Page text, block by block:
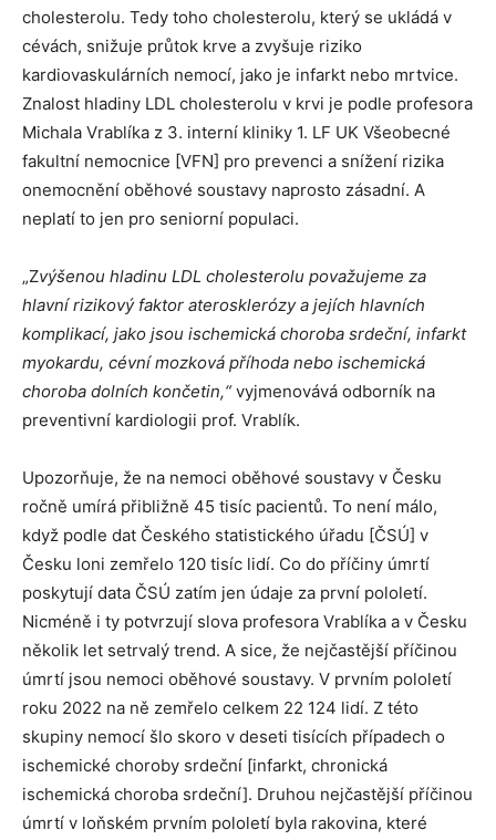
cholesterolu. Tedy toho cholesterolu, který se ukládá v
cévách, snižuje průtok krve a zvyšuje riziko
kardiovaskulárních nemocí, jako je infarkt nebo mrtvice.
Znalost hladiny LDL cholesterolu v krvi je podle profesora
Michala Vrablíka z 3. interní kliniky 1. LF UK Všeobecné
fakultní nemocnice [VFN] pro prevenci a snížení rizika
onemocnění oběhové soustavy naprosto zásadní. A
neplatí to jen pro seniorní populaci.
„Zvýšenou hladinu LDL cholesterolu považujeme za
hlavní rizikový faktor aterosklerózy a jejích hlavních
komplikací, jako jsou ischemická choroba srdeční, infarkt
myokardu, cévní mozková příhoda nebo ischemická
choroba dolních končetin,“vyjmenovává odborník na
preventivní kardiologii prof. Vrablík.
Upozorňuje, že na nemoci oběhové soustavy v Česku
ročně umírá přibližně 45 tisíc pacientů. To není málo,
když podle dat Českého statistického úřadu [ČSÚ] v
Česku loni zemřelo 120 tisíc lidí. Co do příčiny úmrtí
poskytují data ČSÚ zatím jen údaje za první pololetí.
Nicméně i ty potvrzují slova profesora Vrablíka a v Česku
několik let setrvalý trend. A sice, že nejčastější příčinou
úmrtí jsou nemoci oběhové soustavy. V prvním pololetí
roku 2022 na ně zemřelo celkem 22 124 lidí. Z této
skupiny nemocí šlo skoro v deseti tisících případech o
ischemické choroby srdeční [infarkt, chronická
ischemická choroba srdeční]. Druhou nejčastější příčinou
úmrtí v loňském prvním pololetí byla rakovina, které